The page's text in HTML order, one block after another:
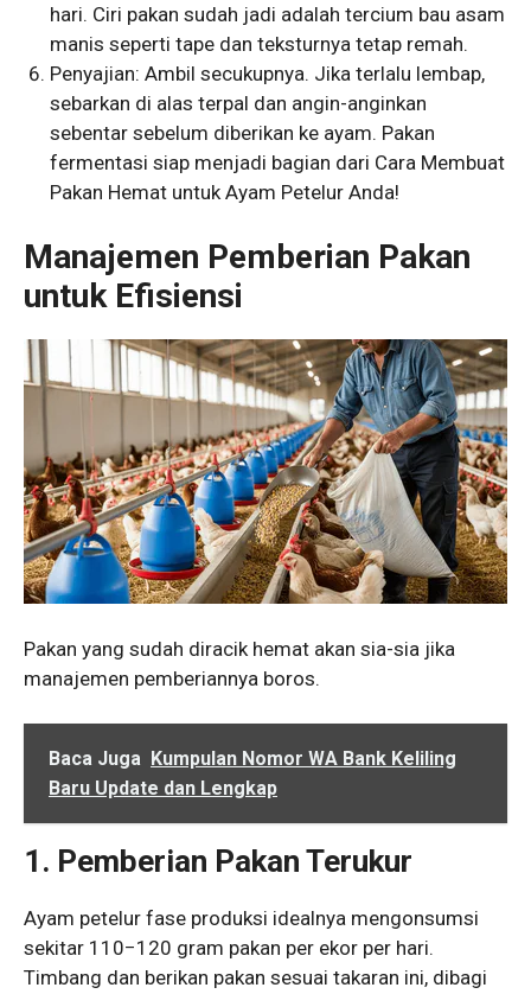
hari. Ciri pakan sudah jadi adalah tercium bau asam
manis seperti tape dan teksturnya tetap remah.
Penyajian: Ambil secukupnya. Jika terlalu lembap,
sebarkan di alas terpal dan angin-anginkan
sebentar sebelum diberikan ke ayam. Pakan
fermentasi siap menjadi bagian dari Cara Membuat
Pakan Hemat untuk Ayam Petelur Anda!
Manajemen Pemberian Pakan
untuk Efisiensi
Pakan yang sudah diracik hemat akan sia-sia jika
manajemen pemberiannya boros.
Baca Juga Kumpulan Nomor WA Bank Keliling
Baru Update dan Lengkap
1. Pemberian Pakan Terukur
Ayam petelur fase produksi idealnya mengonsumsi
sekitar 110−120 gram pakan per ekor per hari.
Timbang dan berikan pakan sesuai takaran ini, dibagi